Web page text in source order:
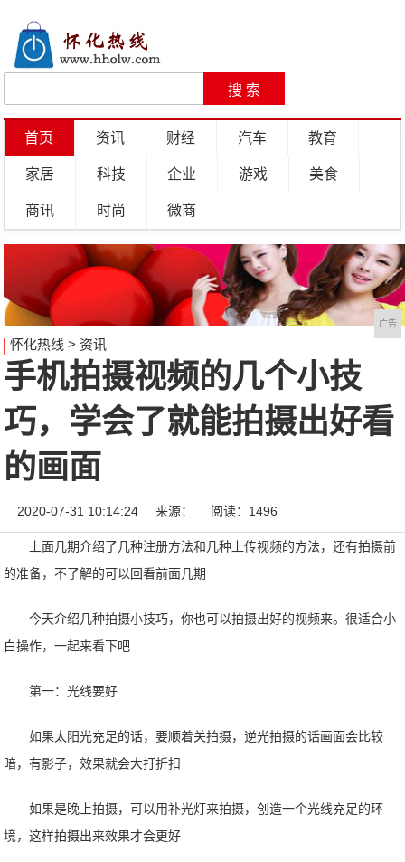
首页 资讯 财经 汽车 教育
家居 科技 企业 游戏 美食
商讯 时尚 微商
广告
怀化热线 > 资讯
手机拍摄视频的几个小技
巧，学会了就能拍摄出好看
的画面
2020-07-31 10:14:24 来源： 阅读：1496
上面几期介绍了几种注册方法和几种上传视频的方法，还有拍摄前
的准备，不了解的可以回看前面几期
今天介绍几种拍摄小技巧，你也可以拍摄出好的视频来。很适合小
白操作，一起来看下吧
第一：光线要好
如果太阳光充足的话，要顺着关拍摄，逆光拍摄的话画面会比较
暗，有影子，效果就会大打折扣
如果是晚上拍摄，可以用补光灯来拍摄，创造一个光线充足的环
境，这样拍摄出来效果才会更好